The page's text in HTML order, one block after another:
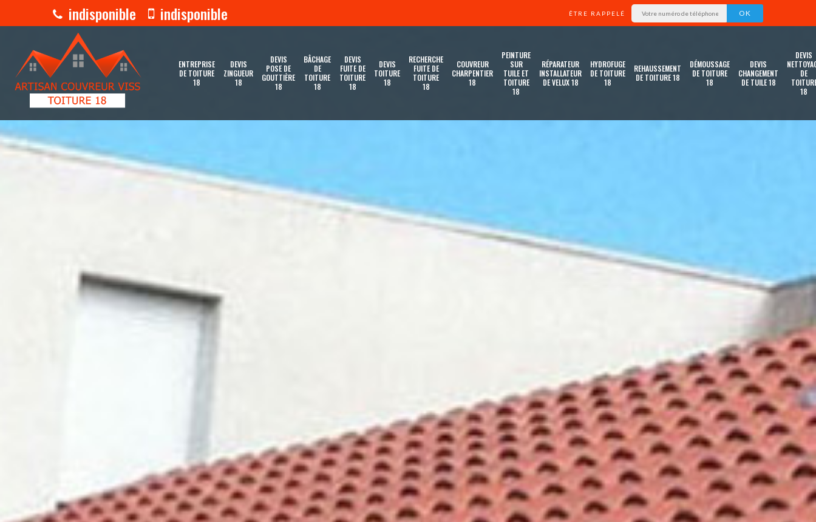
indisponible indisponible ÊTRE RAPPELÉ
ENTREPRISE
DE TOITURE
18
DEVIS
ZINGUEUR
18
DEVIS
POSE DE
GOUTTIÈRE
18
BÂCHAGE
DE
TOITURE
18
DEVIS
FUITE DE
TOITURE
18
DEVIS
TOITURE
18
RECHERCHE
FUITE DE
TOITURE
18
COUVREUR
CHARPENTIER
18
PEINTURE
SUR
TUILE ET
TOITURE
18
RÉPARATEUR
INSTALLATEUR
DE VELUX 18
HYDROFUGE
DE TOITURE
18
REHAUSSEMENT
DE TOITURE 18
DÉMOUSSAGE
DE TOITURE
18
DEVIS
CHANGEMENT
DE TUILE 18
DEVIS
DE
18